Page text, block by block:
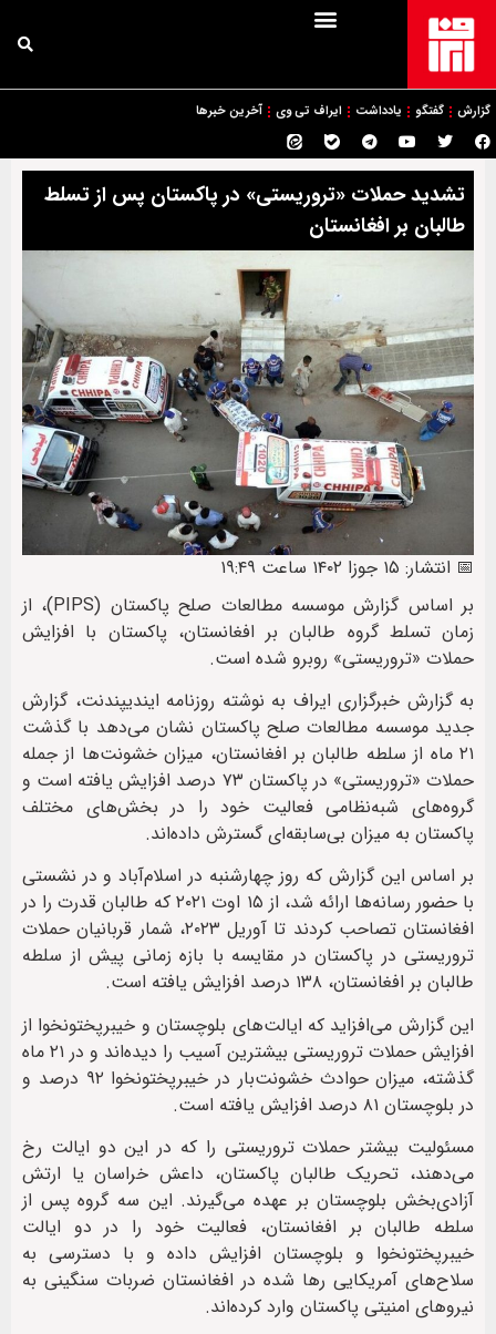
گزارش گفتگو یادداشت ایراف تی وی آخرین خبرها
تشدید حملات «تروریستی» در پاکستان پس از تسلط
طالبان بر افغانستان
📅 انتشار: ۱۵ جوزا ۱۴۰۲ ساعت ۱۹:۴۹
بر اساس گزارش موسسه مطالعات صلح پاکستان (PIPS)، از
زمان تسلط گروه طالبان بر افغانستان، پاکستان با افزایش
حملات «تروریستی» روبرو شده است.
به گزارش خبرگزاری ایراف به نوشته روزنامه ایندیپندنت، گزارش
جدید موسسه مطالعات صلح پاکستان نشان می‌دهد با گذشت
۲۱ ماه از سلطه طالبان بر افغانستان، میزان خشونت‌ها از جمله
حملات «تروریستی» در پاکستان ۷۳ درصد افزایش یافته است و
گروه‌های شبه‌‎نظامی فعالیت خود را در بخش‌های مختلف
پاکستان به میزان بی‌سابقه‌ای گسترش داده‌اند.
بر اساس این گزارش که روز چهارشنبه در اسلام‌آباد و در نشستی
با حضور رسانه‌ها ارائه شد، از ۱۵ اوت ۲۰۲۱ که طالبان قدرت را در
افغانستان تصاحب کردند تا آوریل ۲۰۲۳، شمار قربانیان حملات
تروریستی در پاکستان در مقایسه با بازه زمانی پیش از سلطه
طالبان بر افغانستان، ۱۳۸ درصد افزایش یافته است.
این گزارش می‌افزاید که ایالت‌های بلوچستان و خیبرپختونخوا از
افزایش حملات تروریستی بیشترین آسیب را دیده‌اند و در ۲۱ ماه
گذشته، میزان حوادث خشونت‌بار در خیبرپختونخوا ۹۲ درصد و
در بلوچستان ۸۱ درصد افزایش یافته است.
مسئولیت بیشتر حملات تروریستی را که در این دو ایالت رخ
می‌دهند، تحریک طالبان پاکستان، داعش خراسان یا ارتش
آزادی‌بخش بلوچستان بر عهده می‌گیرند. این سه گروه پس از
سلطه طالبان بر افغانستان، فعالیت خود را در دو ایالت
خیبرپختونخوا و بلوچستان افزایش داده‌ و با دسترسی به
سلاح‌های آمریکایی رها شده در افغانستان ضربات سنگینی به
نیروهای امنیتی پاکستان وارد کرده‌اند.